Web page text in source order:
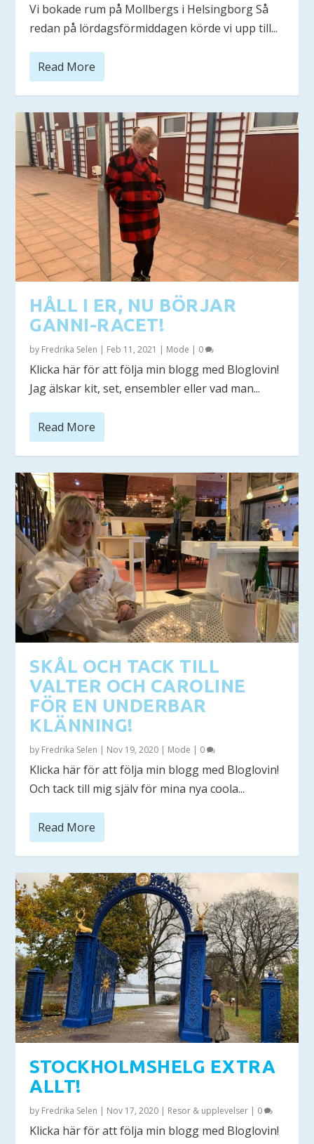
Vi bokade rum på Mollbergs i Helsingborg Så
redan på lördagsförmiddagen körde vi upp till...
Read More
HÅLL I ER, NU BÖRJAR
GANNI-RACET!
by Fredrika Selen | Feb 11, 2021 | Mode | 0
Klicka här för att följa min blogg med Bloglovin!
Jag älskar kit, set, ensembler eller vad man...
Read More
SKÅL OCH TACK TILL
VALTER OCH CAROLINE
FÖR EN UNDERBAR
KLÄNNING!
by Fredrika Selen | Nov 19, 2020 | Mode | 0
Klicka här för att följa min blogg med Bloglovin!
Och tack till mig själv för mina nya coola...
Read More
STOCKHOLMSHELG EXTRA
ALLT!
by Fredrika Selen | Nov 17, 2020 | Resor & upplevelser | 0
Klicka här för att följa min blogg med Bloglovin!